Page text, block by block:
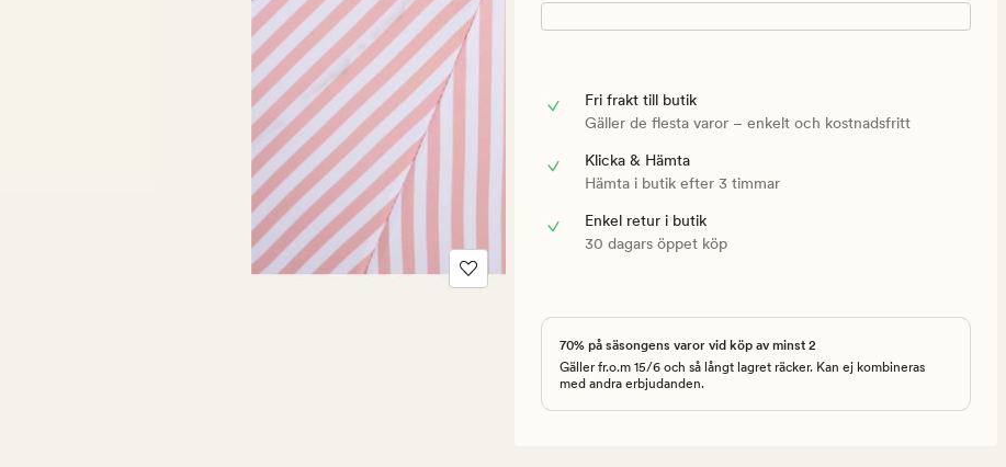
Fri frakt till butik
Gäller de flesta varor – enkelt och kostnadsfritt
Klicka & Hämta
Hämta i butik efter 3 timmar
Enkel retur i butik
30 dagars öppet köp
70% på säsongens varor vid köp av minst 2
Gäller fr.o.m 15/6 och så långt lagret räcker. Kan ej kombineras
med andra erbjudanden.